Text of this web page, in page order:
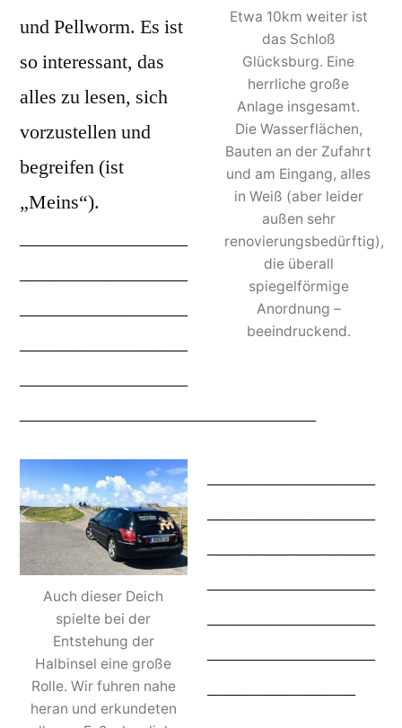
Etwa 10km weiter ist
das Schloß
Glücksburg. Eine
herrliche große
Anlage insgesamt.
Die Wasserflächen,
Bauten an der Zufahrt
und am Eingang, alles
in Weiß (aber leider
außen sehr
renovierungsbedürftig),
die überall
spiegelförmige
Anordnung –
beeindruckend.
und Pellworm. Es ist
so interessant, das
alles zu lesen, sich
vorzustellen und
begreifen (ist
„Meins“).
Auch dieser Deich
spielte bei der
Entstehung der
Halbinsel eine große
Rolle. Wir fuhren nahe
heran und erkundeten